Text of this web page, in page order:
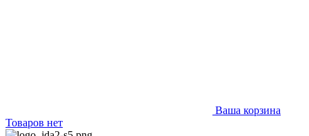
Ваша корзина
Товаров нет